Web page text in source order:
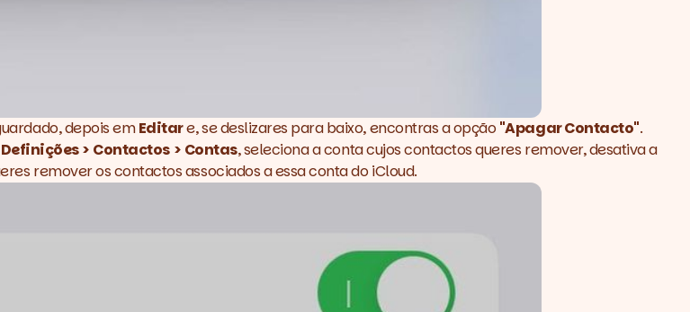
depois emEditare, se deslizares para baixo, encontras a opção"Apagar Contacto".
Definições > Contactos > Contas, seleciona a conta cujos contactos queres remover, desativa a
remover os contactos associados a essa conta do iCloud.